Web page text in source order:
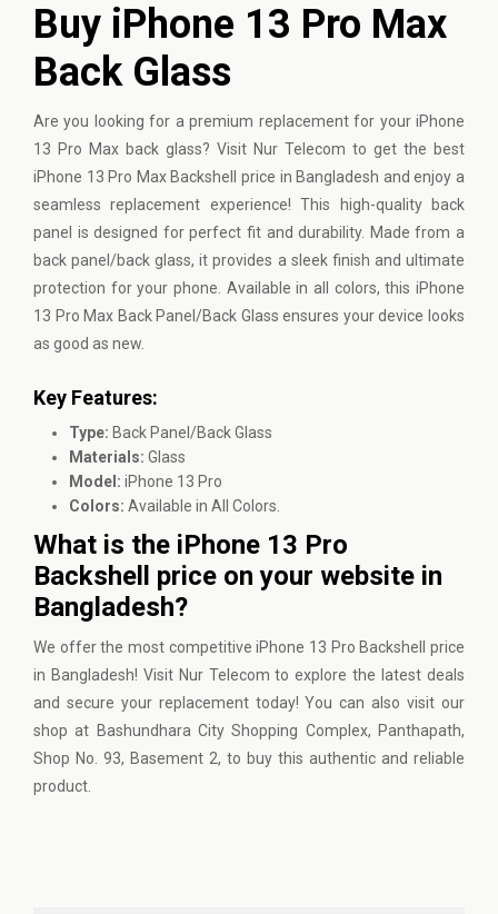
Buy iPhone 13 Pro Max
Back Glass
Are you looking for a premium replacement for your iPhone
13 Pro Max back glass? Visit Nur Telecom to get the best
iPhone 13 Pro Max Backshell price in Bangladesh and enjoy a
seamless replacement experience! This high-quality back
panel is designed for perfect fit and durability. Made from a
back panel/back glass, it provides a sleek finish and ultimate
protection for your phone. Available in all colors, this iPhone
13 Pro Max Back Panel/Back Glass ensures your device looks
as good as new.
Key Features:
Type: Back Panel/Back Glass
Materials: Glass
Model: iPhone 13 Pro
Colors: Available in All Colors.
What is the iPhone 13 Pro
Backshell price on your website in
Bangladesh?
We offer the most competitive iPhone 13 Pro Backshell price
in Bangladesh! Visit Nur Telecom to explore the latest deals
and secure your replacement today! You can also visit our
shop at Bashundhara City Shopping Complex, Panthapath,
Shop No. 93, Basement 2, to buy this authentic and reliable
product.